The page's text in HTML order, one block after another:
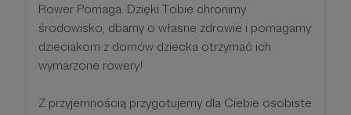
Rower Pomaga. Dzięki Tobie chronimy
środowisko, dbamy o własne zdrowie i pomagamy
dzieciakom z domów dziecka otrzymać ich
wymarzone rowery!
Z przyjemnością przygotujemy dla Ciebie osobiste